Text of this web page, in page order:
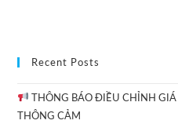
Recent Posts
THÔNG BÁO ĐIỀU CHỈNH
THÔNG CẢM